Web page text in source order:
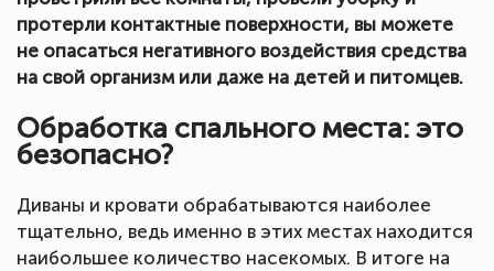
протерли контактные поверхности, вы можете
не опасаться негативного воздействия средства
на свой организм или даже на детей и питомцев.
Обработка спального места: это
безопасно?
Диваны и кровати обрабатываются наиболее
тщательно, ведь именно в этих местах находится
наибольшее количество насекомых. В итоге на